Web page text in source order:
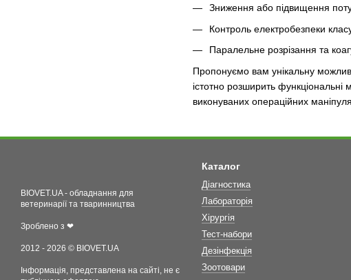
Зниження або підвищення
Контроль електробезпеки
Паралельне розрізання та
Пропонуємо вам унікальну
істотно розширить функціональні
виконуваних операційних
BIOVET.UA - обладнання для
ветеринарії та тваринництва
Зроблено з ❤
2012 - 2026 © BIOVET.UA
Інформація, представлена на сайті, не є
Каталог
Діагностика
Лабораторія
Хірургія
Тест-набори
Дезінфекція
Зоотовари